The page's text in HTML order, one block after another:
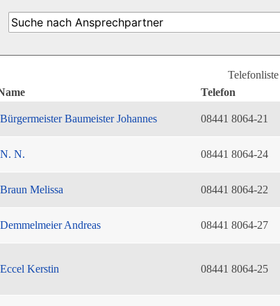
Telefon
Bürgermeister Baumeister Johannes 08441 8064-21
N. N. 08441 8064-24
Braun Melissa 08441 8064-22
Demmelmeier Andreas 08441 8064-27
Eccel Kerstin
08441 8064-25